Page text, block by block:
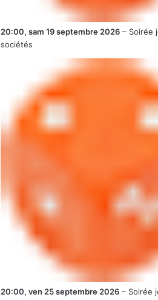
20:00, sam 19 septembre 2026 – Soirée
sociétés
20:00, ven 25 septembre 2026 – Soirée